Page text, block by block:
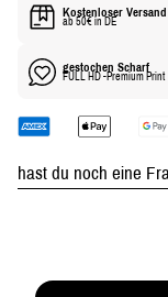
Kostenloser Versand
ab 50€ in DE
gestochen Scharf
FULL HD -Premium Print
hast du noch eine